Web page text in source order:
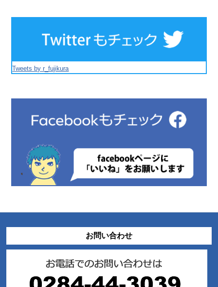
Tweets by r_fujikura
お問い合わせ